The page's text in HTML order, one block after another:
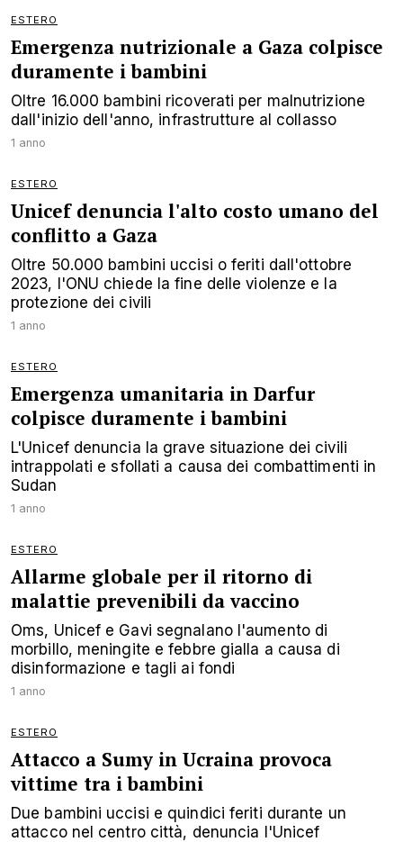
ESTERO
Emergenza nutrizionale a Gaza colpisce
duramente i bambini
Oltre 16.000 bambini ricoverati per malnutrizione
dall'inizio dell'anno, infrastrutture al collasso
1 anno
ESTERO
Unicef denuncia l'alto costo umano del
conflitto a Gaza
Oltre 50.000 bambini uccisi o feriti dall'ottobre
2023, l'ONU chiede la fine delle violenze e la
protezione dei civili
1 anno
ESTERO
Emergenza umanitaria in Darfur
colpisce duramente i bambini
L'Unicef denuncia la grave situazione dei civili
intrappolati e sfollati a causa dei combattimenti in
Sudan
1 anno
ESTERO
Allarme globale per il ritorno di
malattie prevenibili da vaccino
Oms, Unicef e Gavi segnalano l'aumento di
morbillo, meningite e febbre gialla a causa di
disinformazione e tagli ai fondi
1 anno
ESTERO
Attacco a Sumy in Ucraina provoca
vittime tra i bambini
Due bambini uccisi e quindici feriti durante un
attacco nel centro città, denuncia l'Unicef